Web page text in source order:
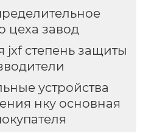
цеха завод
степень защиты
устройства
нку основная